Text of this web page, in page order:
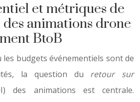
et métriques de
animations drone
BtoB
budgets événementiels sont de
la question du retour sur
des animations est centrale.